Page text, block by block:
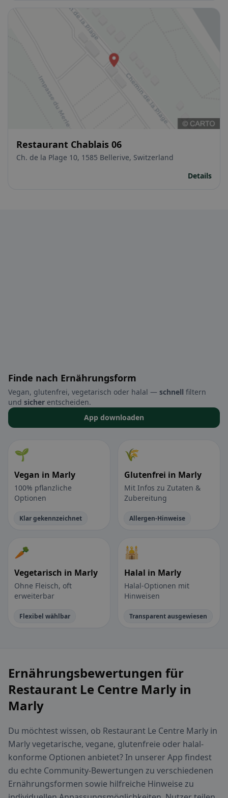
Restaurant Chablais 06
Ch. de la Plage 10, 1585 Bellerive, Switzerland
Details
Finde nach Ernährungsform
Vegan, glutenfrei, vegetarisch oder halal — schnell filtern
und sicher entscheiden.
App downloaden
🌱
Vegan in Marly
100% pflanzliche
Optionen
Klar gekennzeichnet
🌾
Glutenfrei in Marly
Mit Infos zu Zutaten &
Zubereitung
Allergen-Hinweise
🥕
Vegetarisch in Marly
Ohne Fleisch, oft
erweiterbar
Flexibel wählbar
🕌
Halal in Marly
Halal-Optionen mit
Hinweisen
Transparent ausgewiesen
Ernährungsbewertungen für
Restaurant Le Centre Marly in
Marly
Du möchtest wissen, ob Restaurant Le Centre Marly in
Marly vegetarische, vegane, glutenfreie oder halal-
konforme Optionen anbietet? In unserer App findest
du echte Community-Bewertungen zu verschiedenen
Ernährungsformen sowie hilfreiche Hinweise zu